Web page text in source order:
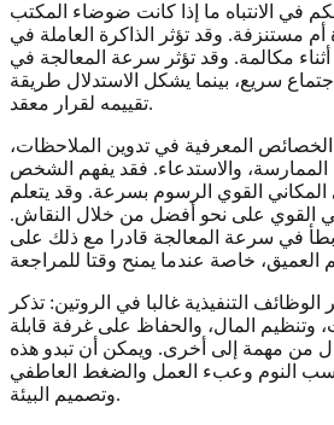
في الانتباه ما إذا كانت ضوضاء المكتب
أم مستنزفة. وقد تؤثر الذاكرة العاملة في
مكالمة. وقد تؤثر سرعة المعالجة في
سريع، بينما يشكل الاستدلال طريقة
تقييمه لقرار معقد.
الخصائص المعرفية في تدوين الملاحظات،
والاستدعاء. فقد يفهم الشخص
المكاني القوي الرسوم بسرعة. وقد يتعلم
القوي على نحو أفضل من خلال النقاش.
في سرعة المعالجة قادرا مع ذلك على
الوظائف التنفيذية غالبا في الروتين: تذكر
وتنظيم المال، والحفاظ على غرفة قابلة
من مهمة إلى أخرى. ويمكن أن تبدو هذه
النوم وعبء العمل والضغط العاطفي
وتصميم البيئة.